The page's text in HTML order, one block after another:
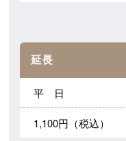
延長
平 日
1,100円（税込）